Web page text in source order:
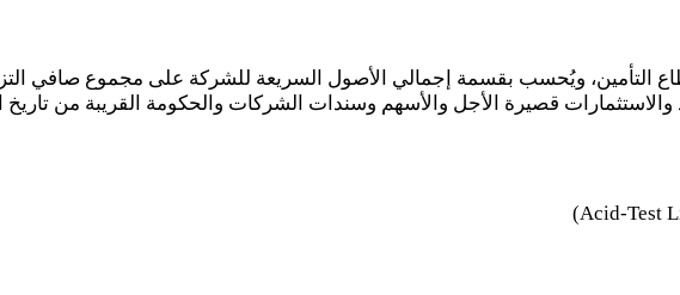
ويُحسب بقسمة إجمالي الأصول السريعة للشركة على مجموع صافي
والاستثمارات قصيرة الأجل والأسهم وسندات الشركات والحكومة القريبة من
(Acid-Test